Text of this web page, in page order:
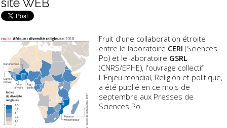
site WEB
Fruit d'une collaboration étroite
entre le laboratoire CERI (Sciences
Po) et le laboratoire GSRL
(CNRS/EPHE), l'ouvrage collectif
L'Enjeu mondial, Religion et politique,
a été publié en ce mois de
septembre aux Presses de
Sciences Po.